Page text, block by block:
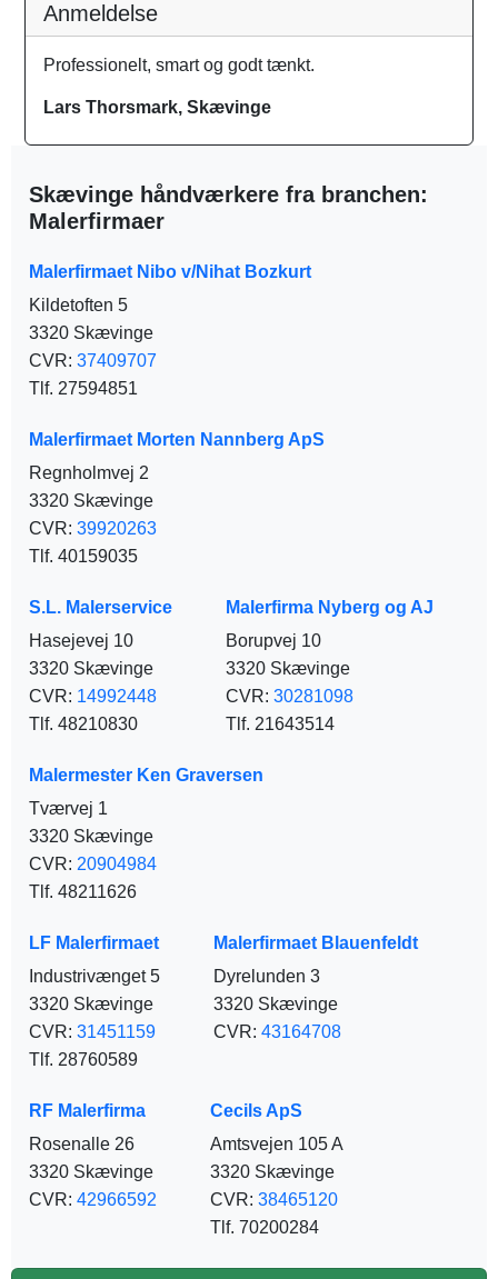
Anmeldelse
Professionelt, smart og godt tænkt.
Lars Thorsmark, Skævinge
Skævinge håndværkere fra branchen:
Malerfirmaer
Malerfirmaet Nibo v/Nihat Bozkurt
Kildetoften 5
3320 Skævinge
CVR: 37409707
Tlf. 27594851
Malerfirmaet Morten Nannberg ApS
Regnholmvej 2
3320 Skævinge
CVR: 39920263
Tlf. 40159035
S.L. Malerservice
Hasejevej 10
3320 Skævinge
CVR: 14992448
Tlf. 48210830
Malerfirma Nyberg og AJ
Borupvej 10
3320 Skævinge
CVR: 30281098
Tlf. 21643514
Malermester Ken Graversen
Tværvej 1
3320 Skævinge
CVR: 20904984
Tlf. 48211626
LF Malerfirmaet
Industrivænget 5
3320 Skævinge
CVR: 31451159
Tlf. 28760589
Malerfirmaet Blauenfeldt
Dyrelunden 3
3320 Skævinge
CVR: 43164708
RF Malerfirma
Rosenalle 26
3320 Skævinge
CVR: 42966592
Cecils ApS
Amtsvejen 105 A
3320 Skævinge
CVR: 38465120
Tlf. 70200284